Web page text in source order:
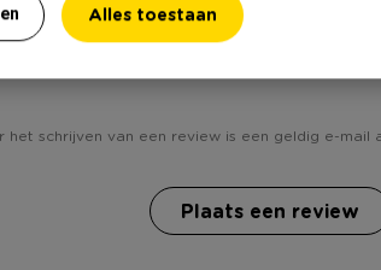
Alles toestaan
Heb jij Opblaasbaar cijfer 5 - groen?
het schrijven van een review is een geldig e-mail
Plaats een review